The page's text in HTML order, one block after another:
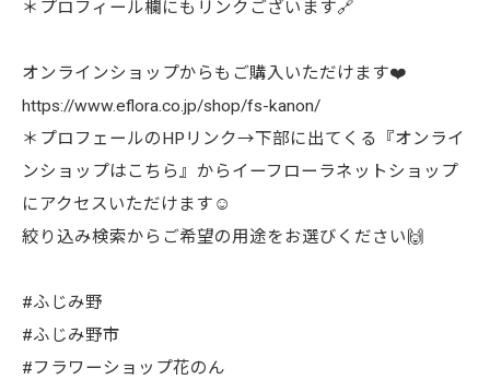
＊プロフィール欄にもリンクございます🔗
オンラインショップからもご購入いただけます❤️
https://www.eflora.co.jp/shop/fs-kanon/
＊プロフェールのHPリンク→下部に出てくる『オンライ
ンショップはこちら』からイーフローラネットショップ
にアクセスいただけます☺︎
絞り込み検索からご希望の用途をお選びください🙌
#ふじみ野
#ふじみ野市
#フラワーショップ花のん